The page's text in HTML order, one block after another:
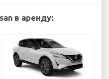
в аренду: